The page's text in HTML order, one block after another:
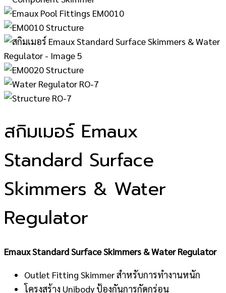
สกิมเมอร์ Emaux
Standard Surface
Skimmers & Water
Regulator
Emaux Standard Surface Skimmers & Water Regulator
Outlet Fitting Skimmer สำหรับการทำงานหนัก
โครงสร้าง Unibody ป้องกันการกัดกร่อน